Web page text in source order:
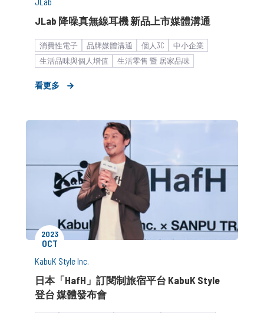
JLab 降噪真無線耳機 新品上市媒體溝通
消費性電子 品牌媒體溝通 個人3C
中小企業
生活品味與個人增值
生活零售 暨 居家品味
公關顧問解決方案
看更多
2023
OCT
KabuK Style Inc.
日本「HafH」訂閱制旅宿平台 KabuK Style
登台 媒體發布會